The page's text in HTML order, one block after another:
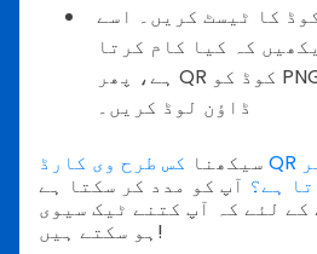
کا ٹیسٹ کریں۔ اسے
کہ کیا کام کرتا
ہے، پھر QR کوڈ کو PNG یا SVG کے طور پر
ڈاؤن لوڈ کریں۔
سیکھنا کس طرح وی کارڈ QR کوڈ کو بزنس کارڈ پر
ہے؟ آپ کو مدد کر سکتا ہے
کے لئے کہ آپ کتنے ٹیک سیوی
ہو سکتے ہیں!